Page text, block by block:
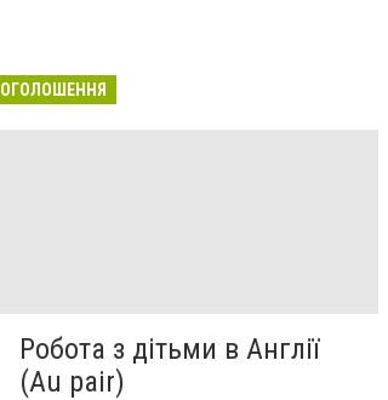
ОГОЛОШЕННЯ
Робота з дітьми в Англії
(Au pair)